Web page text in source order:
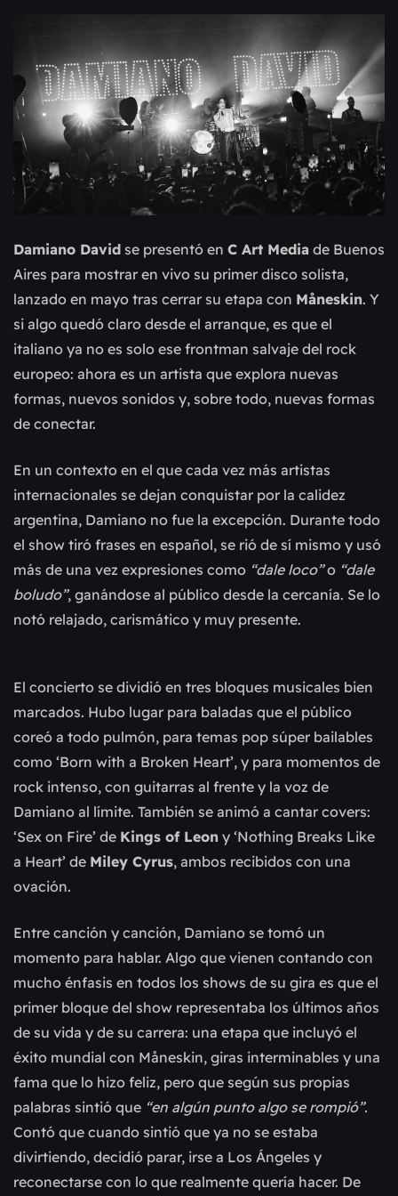
Damiano David se presentó en C Art Media de Buenos
Aires para mostrar en vivo su primer disco solista,
lanzado en mayo tras cerrar su etapa con Måneskin. Y
si algo quedó claro desde el arranque, es que el
italiano ya no es solo ese frontman salvaje del rock
europeo: ahora es un artista que explora nuevas
formas, nuevos sonidos y, sobre todo, nuevas formas
de conectar.
En un contexto en el que cada vez más artistas
internacionales se dejan conquistar por la calidez
argentina, Damiano no fue la excepción. Durante todo
el show tiró frases en español, se rió de sí mismo y usó
más de una vez expresiones como “dale loco”o “dale
boludo”, ganándose al público desde la cercanía. Se lo
notó relajado, carismático y muy presente.
El concierto se dividió en tres bloques musicales bien
marcados. Hubo lugar para baladas que el público
coreó a todo pulmón, para temas pop súper bailables
como ‘Born with a Broken Heart’, y para momentos de
rock intenso, con guitarras al frente y la voz de
Damiano al límite. También se animó a cantar covers:
‘Sex on Fire’ de Kings of Leon y ‘Nothing Breaks Like
a Heart’ de Miley Cyrus, ambos recibidos con una
ovación.
Entre canción y canción, Damiano se tomó un
momento para hablar. Algo que vienen contando con
mucho énfasis en todos los shows de su gira es que el
primer bloque del show representaba los últimos años
de su vida y de su carrera: una etapa que incluyó el
éxito mundial con Måneskin, giras interminables y una
fama que lo hizo feliz, pero que según sus propias
palabras sintió que “en algún punto algo se rompió”.
Contó que cuando sintió que ya no se estaba
divirtiendo, decidió parar, irse a Los Ángeles y
reconectarse con lo que realmente quería hacer. De